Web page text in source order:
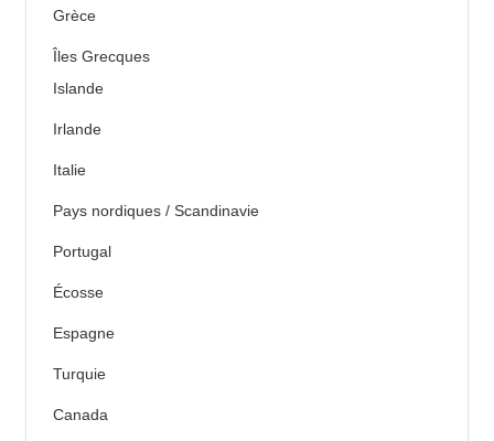
Grèce
Îles Grecques
Islande
Irlande
Italie
Pays nordiques / Scandinavie
Portugal
Écosse
Espagne
Turquie
Canada